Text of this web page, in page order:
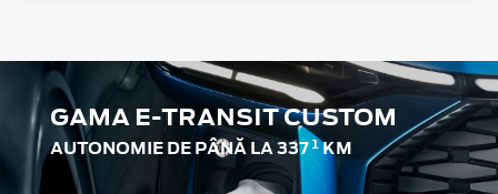
GAMA E-TRANSIT CUSTOM
AUTONOMIE DE PÂNĂ LA 3371KM